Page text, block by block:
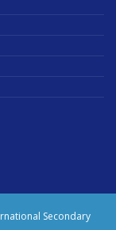
Secondary